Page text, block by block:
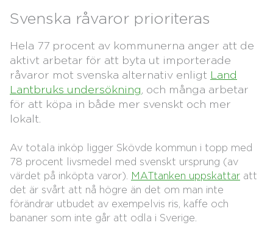
Svenska råvaror prioriteras
Hela 77 procent av kommunerna anger att de
aktivt arbetar för att byta ut importerade
råvaror mot svenska alternativ enligt Land
Lantbruks undersökning , och många arbetar
för att köpa in både mer svenskt och mer
lokalt.
Av totala inköp ligger Skövde kommun i topp med
78 procent livsmedel med svenskt ursprung (av
värdet på inköpta varor). MATtanken uppskattar att
det är svårt att nå högre än det om man inte
förändrar utbudet av exempelvis ris, kaffe och
bananer som inte går att odla i Sverige.